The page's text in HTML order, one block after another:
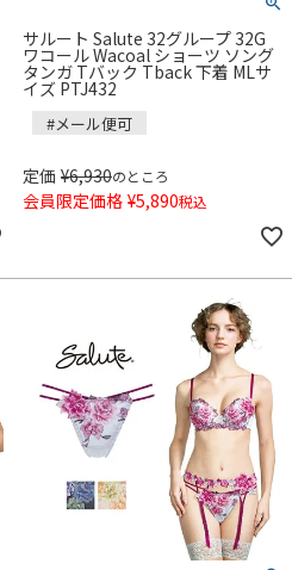
サルート Salute 32グループ 32G
ワコール Wacoal ショーツ ソング
タンガ Tバック Tback 下着 MLサ
イズ PTJ432
#メール便可
定価 ¥6,930のところ
会員限定価格 ¥5,890税込